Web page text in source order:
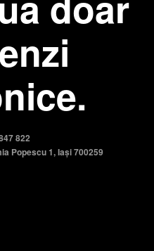
822
Popescu 1, Iași 700259